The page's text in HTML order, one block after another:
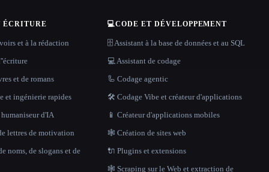
ÉCRITURE
et à la rédaction
et de romans
et ingénierie rapides
d'IA
lettres de motivation
noms, de slogans et de
💻CODE ET DÉVELOPPEMENT
🗄️ Assistant à la base de données et au SQL
💻 Assistant de codage
🦾 Codage agentic
🛠️ Codage Vibe et créateur d'applications
📱 Créateur d'applications mobiles
🕸 Création de sites web
🔌 Plugins et extensions
🕸️ Scraping sur le Web et extraction de